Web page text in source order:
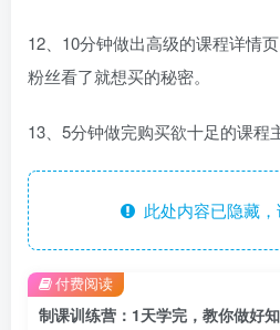
12、10分钟做出高级的课程详情
粉丝看了就想买的秘密。
13、5分钟做完购买欲十足的课程
此处内容已隐藏，
制课训练营：1天学完，教你做好
付费阅读